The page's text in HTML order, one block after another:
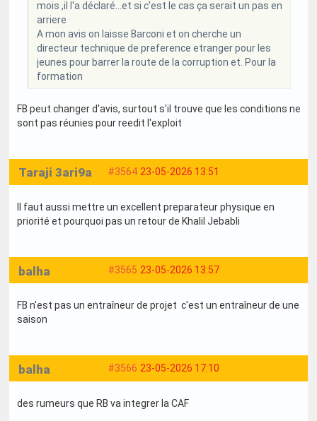
mois ,il l'a déclaré...et si c'est le cas ça serait un pas en
arriere
A mon avis on laisse Barconi et on cherche un
directeur technique de preference etranger pour les
jeunes pour barrer la route de la corruption et. Pour la
formation
FB peut changer d'avis, surtout s'il trouve que les conditions ne
sont pas réunies pour reedit l'exploit
#3564 23-05-2026 13:51
Taraji 3ari9a
Il faut aussi mettre un excellent preparateur physique en
priorité et pourquoi pas un retour de Khalil Jebabli
#3565 23-05-2026 13:57
balha
FB n'est pas un entraîneur de projet c'est un entraîneur de une
saison
#3566 23-05-2026 17:10
balha
des rumeurs que RB va integrer la CAF